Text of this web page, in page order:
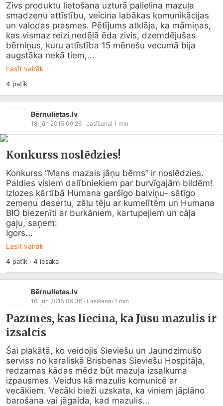
Zivs produktu lietošana uzturā palielina mazuļa
smadzeņu attīstību, veicina labākas komunikācijas
un valodas prasmes. Pētījums atklāja, ka māmiņas,
kas vismaz reizi nedēļā ēda zivis, dzemdējušas
bērniņus, kuru attīstība 15 mēnešu vecumā bija
augstāka nekā tiem,...
Lasīt vairāk
4 patīk
Bērnulietas.lv
18. jūn 2015 09:26 · Lasīšanai 1 min
Konkurss noslēdzies!
Konkurss “Mans mazais jāņu bērns” ir noslēdzies.
Paldies visiem dalībniekiem par burvīgajām bildēm!
Izlozes kārtībā Humana garšīgo balviņu- sātīgo
zemeņu desertu, zāļu tēju ar kumelītēm un Humana
BIO biezenīti ar burkāniem, kartupeļiem un cāļa
gaļu, saņem:
Igors...
Lasīt vairāk
4 patīk ·4 iesaka
Bērnulietas.lv
16. jūn 2015 06:36 · Lasīšanai 1 min
Pazīmes, kas liecina, ka Jūsu mazulis ir
izsalcis
Šai plakātā, ko veidojis Sieviešu un Jaundzimušo
serviss no karaliskā Brisbenas Sieviešu Hospitāļa,
redzamas kādas mēdz būt mazuļa izsalkuma
izpausmes. Veidus kā mazulis komunicē ar
vecākiem. Vecāki bieži uzskata, ka viņiem jāplāno
barošana vai jāgaida, kad mazulis...